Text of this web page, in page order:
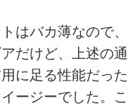
はバカ薄なので
だけど、上述の
に足る性能だっ
ージーでした。